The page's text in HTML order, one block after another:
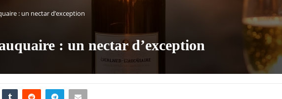
: un nectar d’exception
: un nectar d’exception